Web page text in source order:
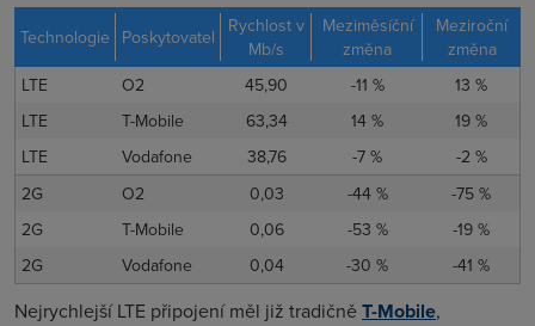
Technologie Poskytovatel
Rychlost v
Mb/s
Meziměsíční
změna
Meziroční
změna
LTE
O2 45,90 -11 %
13 %
LTE
T-Mobile 63,34 14 %
19 %
LTE
Vodafone 38,76 -7 %
-2 %
2G
O2 0,03 -44 %
-75 %
2G
T-Mobile 0,06 -53 %
-19 %
2G
Vodafone 0,04 -30 % -41 %
Nejrychlejší LTE připojení měl již tradičně T-Mobile,